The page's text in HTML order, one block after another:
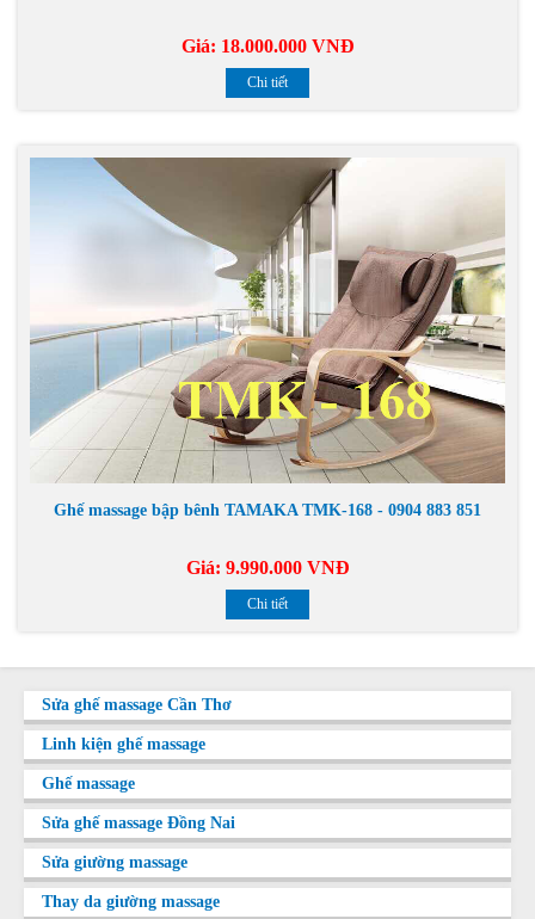
Giá: 18.000.000 VNĐ
Chi tiết
Ghế massage bập bênh TAMAKA TMK-168 - 0904 883 851
Giá: 9.990.000 VNĐ
Chi tiết
Sửa ghế massage Cần Thơ
Linh kiện ghế massage
Ghế massage
Sửa ghế massage Đồng Nai
Sửa giường massage
Thay da giường massage